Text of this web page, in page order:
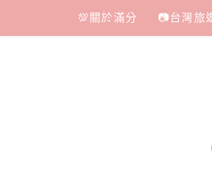
content
💯關於滿分 📷台灣旅